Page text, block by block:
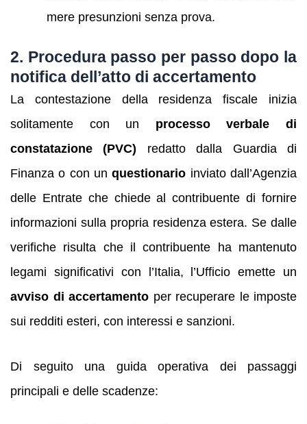
mere presunzioni senza prova.
2. Procedura passo per passo dopo la
notifica dell’atto di accertamento
La contestazione della residenza fiscale inizia
solitamente con un processo verbale di
constatazione (PVC) redatto dalla Guardia di
Finanza o con unquestionario inviato dall’Agenzia
delle Entrate che chiede al contribuente di fornire
informazioni sulla propria residenza estera. Se dalle
verifiche risulta che il contribuente ha mantenuto
legami significativi con l’Italia, l’Ufficio emette un
avviso di accertamento per recuperare le imposte
sui redditi esteri, con interessi e sanzioni.
Di seguito una guida operativa dei passaggi
principali e delle scadenze: